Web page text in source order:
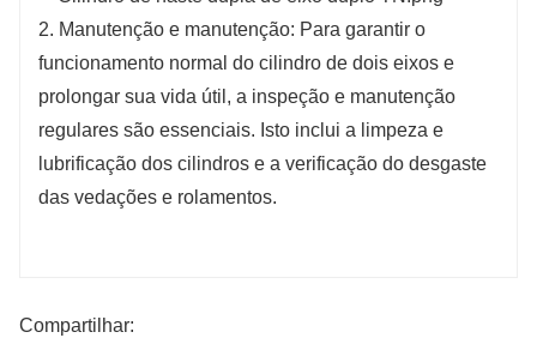
2. Manutenção e manutenção: Para garantir o
funcionamento normal do cilindro de dois eixos e
prolongar sua vida útil, a inspeção e manutenção
regulares são essenciais. Isto inclui a limpeza e
lubrificação dos cilindros e a verificação do desgaste
das vedações e rolamentos.
Compartilhar: